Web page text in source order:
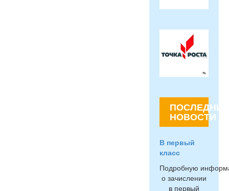
ПОСЛЕДНИЕ
НОВОСТИ
В первый
класс
Подробную
о зачислении
в первый